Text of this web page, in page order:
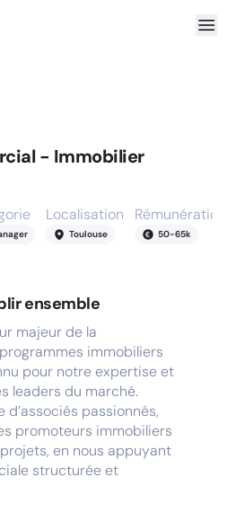
- Immobilier
Localisation
Toulouse
Rémunération
50-65k
ensemble
majeur de la
immobiliers
pour notre expertise et
leaders du marché.
passionnés,
promoteurs immobiliers
en nous appuyant
structurée et